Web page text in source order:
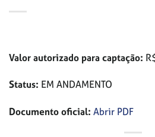
Valor autorizado para captação:
Status: EM ANDAMENTO
Documento oficial: Abrir PDF